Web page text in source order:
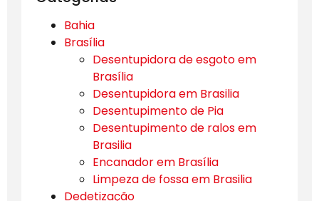
Bahia
Brasília
Desentupidora de esgoto em
Brasília
Desentupidora em Brasilia
Desentupimento de Pia
Desentupimento de ralos em
Brasilia
Encanador em Brasília
Limpeza de fossa em Brasilia
Dedetização